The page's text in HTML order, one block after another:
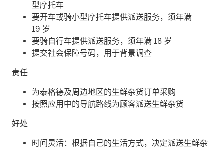
型摩托车
要开车或骑小型摩托车提供派送服务，须年满
19 岁
要骑自行车提供派送服务，须年满 18 岁
提交社会保障号码，用于背景调查
责任
为泰格德及周边地区的生鲜杂货订单采购
按照应用中的导航路线为顾客派送生鲜杂货
好处
时间灵活：根据自己的生活方式，决定派送生鲜杂